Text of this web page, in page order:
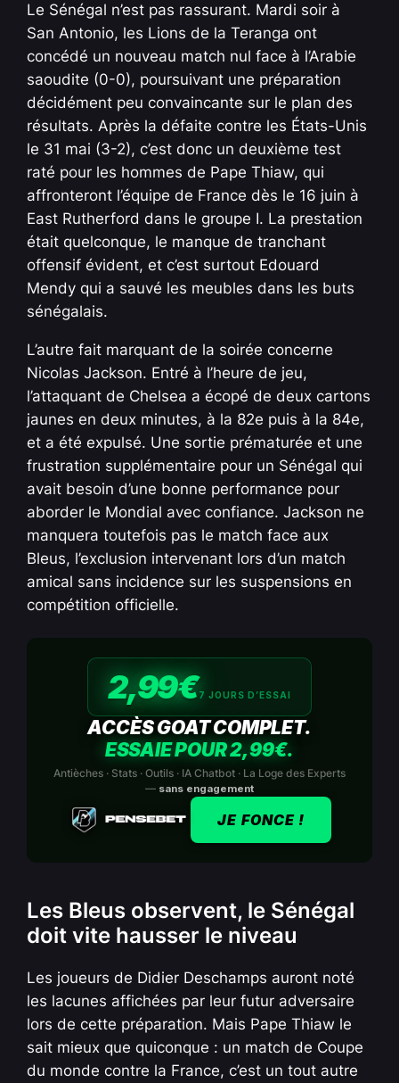
Le Sénégal n’est pas rassurant. Mardi soir à
San Antonio, les Lions de la Teranga ont
concédé un nouveau match nul face à l’Arabie
saoudite (0-0), poursuivant une préparation
décidément peu convaincante sur le plan des
résultats. Après la défaite contre les États-Unis
le 31 mai (3-2), c’est donc un deuxième test
raté pour les hommes de Pape Thiaw, qui
affronteront l’équipe de France dès le 16 juin à
East Rutherford dans le groupe I. La prestation
était quelconque, le manque de tranchant
offensif évident, et c’est surtout Edouard
Mendy qui a sauvé les meubles dans les buts
sénégalais.
L’autre fait marquant de la soirée concerne
Nicolas Jackson. Entré à l’heure de jeu,
l’attaquant de Chelsea a écopé de deux cartons
jaunes en deux minutes, à la 82e puis à la 84e,
et a été expulsé. Une sortie prématurée et une
frustration supplémentaire pour un Sénégal qui
avait besoin d’une bonne performance pour
aborder le Mondial avec confiance. Jackson ne
manquera toutefois pas le match face aux
Bleus, l’exclusion intervenant lors d’un match
amical sans incidence sur les suspensions en
compétition officielle.
2,99€7 JOURS D’ESSAI
ACCÈS GOAT COMPLET.
ESSAIE POUR 2,99€.
Antièches · Stats · Outils · IA Chatbot · La Loge des Experts
— sans engagement
JE FONCE !
Les Bleus observent, le Sénégal
doit vite hausser le niveau
Les joueurs de Didier Deschamps auront noté
les lacunes affichées par leur futur adversaire
lors de cette préparation. Mais Pape Thiaw le
sait mieux que quiconque : un match de Coupe
du monde contre la France, c’est un tout autre